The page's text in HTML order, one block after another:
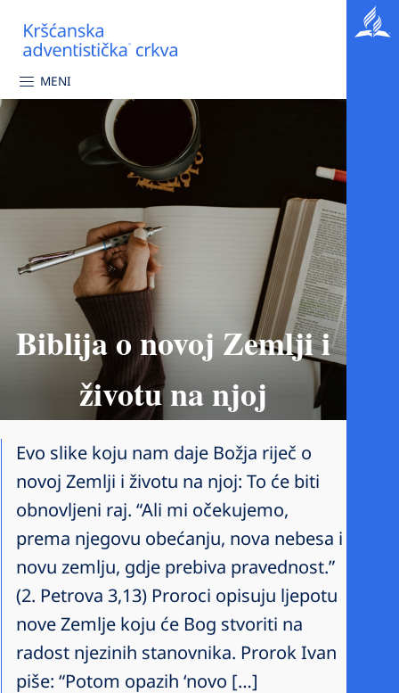
MENI
Biblija o novoj Zemlji i
životu na njoj
Evo slike koju nam daje Božja riječ o
novoj Zemlji i životu na njoj: To će biti
obnovljeni raj. “Ali mi očekujemo,
prema njegovu obećanju, nova nebesa i
novu zemlju, gdje prebiva pravednost.”
(2. Petrova 3,13) Proroci opisuju ljepotu
nove Zemlje koju će Bog stvoriti na
radost njezinih stanovnika. Prorok Ivan
piše: “Potom opazih ‘novo […]